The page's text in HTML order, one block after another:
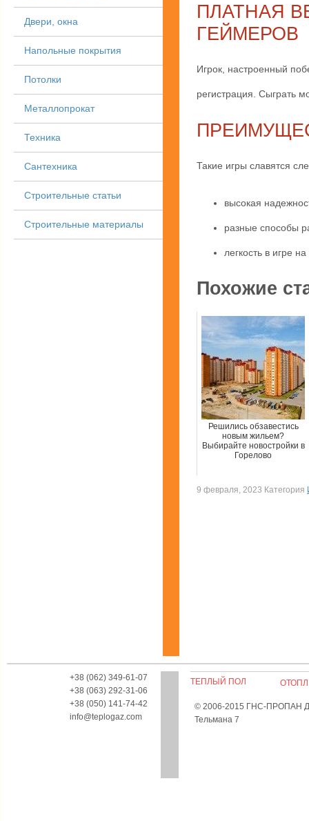
Двери, окна
Напольные покрытия
Потолки
Металлопрокат
Техника
Сантехника
Строительные статьи
Строительные материалы
ПЛАТНАЯ
ГЕЙМЕРОВ
Игрок, настроенный
регистрация. Сыграть
Такие игры славятся
высокая
разные способы
легкость в игре
Похожие
Решились обзавестись
новым жильем?
Выбирайте новостройки в
Горелово
9 февраля, 2023 Категория
+38 (062) 349-61-07
+38 (063) 292-31-06
+38 (050) 141-74-42
info@teplogaz.com
ТЕПЛЫЙ ПОЛ
© 2006-2015 ГНС-ПРОПАН
Тельмана 7